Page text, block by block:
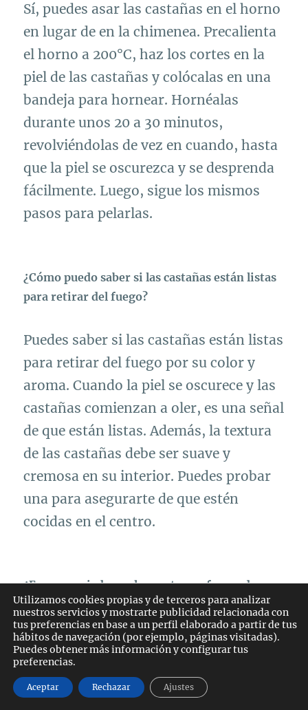
Sí, puedes asar las castañas en el horno
en lugar de en la chimenea. Precalienta
el horno a 200°C, haz los cortes en la
piel de las castañas y colócalas en una
bandeja para hornear. Hornéalas
durante unos 20 a 30 minutos,
revolviéndolas de vez en cuando, hasta
que la piel se oscurezca y se desprenda
fácilmente. Luego, sigue los mismos
pasos para pelarlas.
¿Cómo puedo saber si las castañas están listas
para retirar del fuego?
Puedes saber si las castañas están listas
para retirar del fuego por su color y
aroma. Cuando la piel se oscurece y las
castañas comienzan a oler, es una señal
de que están listas. Además, la textura
de las castañas debe ser suave y
cremosa en su interior. Puedes probar
una para asegurarte de que estén
cocidas en el centro.
¿Es necesario hacer los cortes en forma de cruz
en la piel de las castañas antes de asarlas?
Sí, es recomendable hacer los cortes en
forma de cruz en la piel de las castañas
antes de asarlas para evitar que
Utilizamos cookies propias y de terceros para analizar
nuestros servicios y mostrarte publicidad relacionada con
tus preferencias en base a un perfil elaborado a partir de tus
hábitos de navegación (por ejemplo, páginas visitadas).
Puedes obtener más información y configurar tus
preferencias.
Aceptar Rechazar Ajustes